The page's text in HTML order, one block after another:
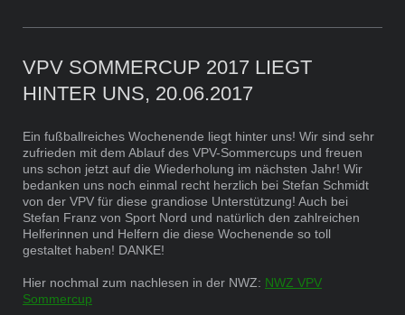
VPV SOMMERCUP 2017 LIEGT
HINTER UNS, 20.06.2017
Ein fußballreiches Wochenende liegt hinter uns! Wir sind sehr
zufrieden mit dem Ablauf des VPV-Sommercups und freuen
uns schon jetzt auf die Wiederholung im nächsten Jahr! Wir
bedanken uns noch einmal recht herzlich bei Stefan Schmidt
von der VPV für diese grandiose Unterstützung! Auch bei
Stefan Franz von Sport Nord und natürlich den zahlreichen
Helferinnen und Helfern die diese Wochenende so toll
gestaltet haben! DANKE!
Hier nochmal zum nachlesen in der NWZ: NWZ VPV
Sommercup